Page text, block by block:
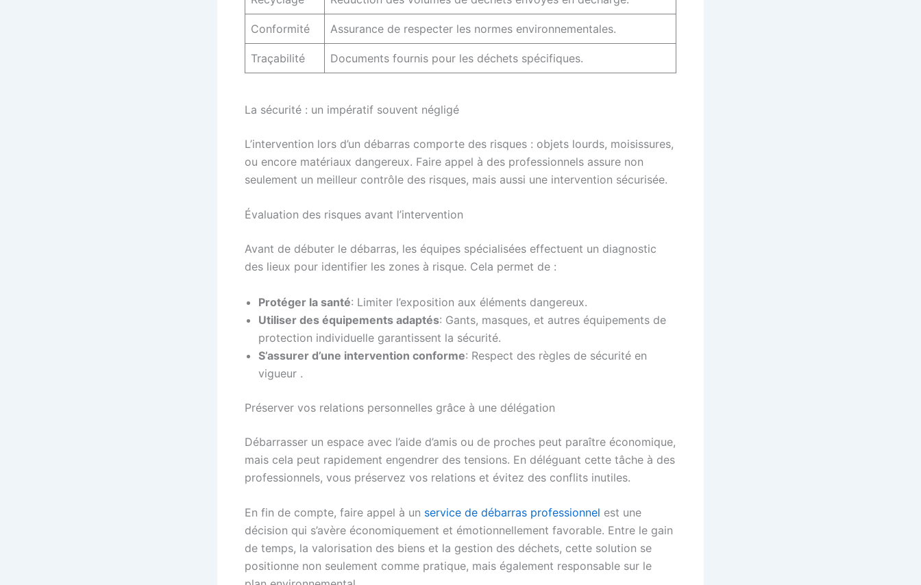
Conformité Assurance de respecter les normes environnementales.
Traçabilité Documents fournis pour les déchets spécifiques.
La sécurité : un impératif souvent négligé
L’intervention lors d’un débarras comporte des risques : objets lourds, moisissures,
ou encore matériaux dangereux. Faire appel à des professionnels assure non
seulement un meilleur contrôle des risques, mais aussi une intervention sécurisée.
Évaluation des risques avant l’intervention
Avant de débuter le débarras, les équipes spécialisées effectuent un diagnostic
des lieux pour identifier les zones à risque. Cela permet de :
Protéger la santé: Limiter l’exposition aux éléments dangereux.
Utiliser des équipements adaptés: Gants, masques, et autres équipements de
protection individuelle garantissent la sécurité.
S’assurer d’une intervention conforme: Respect des règles de sécurité en
vigueur .
Préserver vos relations personnelles grâce à une délégation
Débarrasser un espace avec l’aide d’amis ou de proches peut paraître économique,
mais cela peut rapidement engendrer des tensions. En déléguant cette tâche à des
professionnels, vous préservez vos relations et évitez des conflits inutiles.
En fin de compte, faire appel à un service de débarras professionnel est une
décision qui s’avère économiquement et émotionnellement favorable. Entre le gain
de temps, la valorisation des biens et la gestion des déchets, cette solution se
positionne non seulement comme pratique, mais également responsable sur le